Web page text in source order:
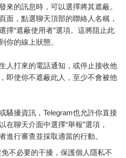
來的訊息時，可以選擇將其遮蔽。
面，點選聊天頂部的聯絡人名稱，
擇“遮蔽使用者”選項。這將阻止此
你的線上狀態。
人打來的電話通知，或停止接收他
即使你不遮蔽此人，至少不會被他
騷擾資訊，Telegram也允許你直接
在聊天介面中選擇“舉報”選項，
進行審查並採取適當的行動。
不必要的干擾，保護個人隱私不